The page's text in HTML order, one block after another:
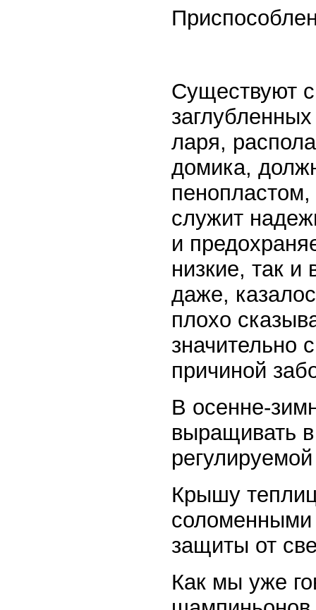
Существуют
ларя,
домика,
служит
и
низкие, так
даже,
плохо
значительно
причиной
В осенне-
выращивать
Крышу
соломенными
защиты от
Как мы уже